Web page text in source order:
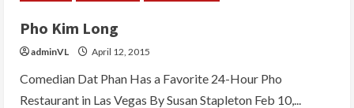
Pho Kim Long
adminVL April 12, 2015
Comedian Dat Phan Has a Favorite 24-Hour Pho
Restaurant in Las Vegas By Susan Stapleton Feb 10,...